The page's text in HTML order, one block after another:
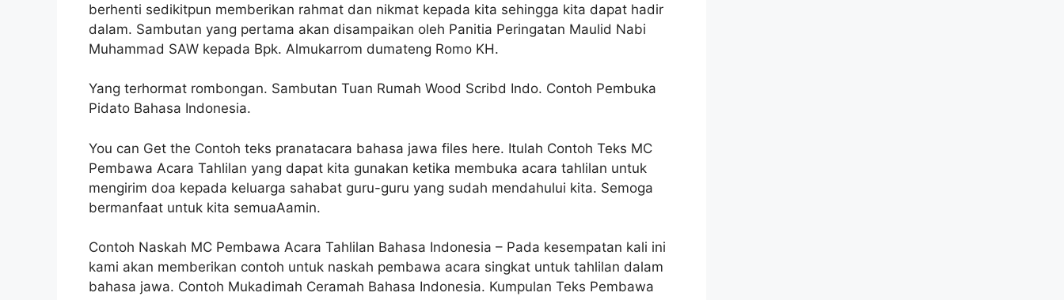
berhenti sedikitpun memberikan rahmat dan nikmat kepada kita sehingga kita dapat hadir
dalam. Sambutan yang pertama akan disampaikan oleh Panitia Peringatan Maulid Nabi
Muhammad SAW kepada Bpk. Almukarrom dumateng Romo KH.
Yang terhormat rombongan. Sambutan Tuan Rumah Wood Scribd Indo. Contoh Pembuka
Pidato Bahasa Indonesia.
You can Get the Contoh teks pranatacara bahasa jawa files here. Itulah Contoh Teks MC
Pembawa Acara Tahlilan yang dapat kita gunakan ketika membuka acara tahlilan untuk
mengirim doa kepada keluarga sahabat guru-guru yang sudah mendahului kita. Semoga
bermanfaat untuk kita semuaAamin.
Contoh Naskah MC Pembawa Acara Tahlilan Bahasa Indonesia – Pada kesempatan kali ini
kami akan memberikan contoh untuk naskah pembawa acara singkat untuk tahlilan dalam
bahasa jawa. Contoh Mukadimah Ceramah Bahasa Indonesia. Kumpulan Teks Pembawa